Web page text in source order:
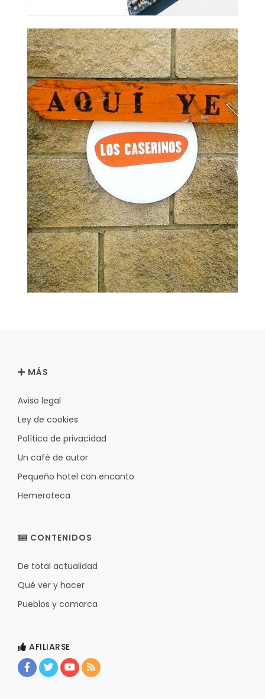
MÁS
Aviso legal
Ley de cookies
Política de privacidad
Un café de autor
Pequeño hotel con encanto
Hemeroteca
CONTENIDOS
De total actualidad
Qué ver y hacer
Pueblos y comarca
AFILIARSE